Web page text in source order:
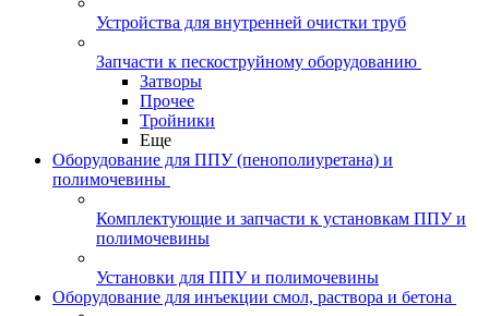
Устройства для внутренней очистки труб
Запчасти к пескоструйному оборудованию
Затворы
Прочее
Тройники
Еще
Оборудование для ППУ (пенополиуретана) и
полимочевины
Комплектующие и запчасти к установкам ППУ и
полимочевины
Установки для ППУ и полимочевины
Оборудование для инъекции смол, раствора и бетона